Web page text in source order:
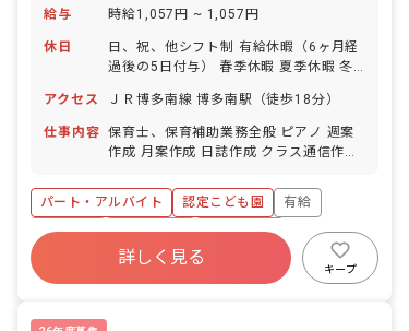
給与 時給1,057円 ~ 1,057円
休日
日、祝、他シフト制 有給休暇（6ヶ月経
過後の5日付与） 春季休暇 夏季休暇 冬
アクセス
ＪＲ博多南線 博多南駅（徒歩18分）
仕事内容 保育士、保育補助業務全般 ピアノ 週案
作成 月案作成 日誌作成 クラス通信作成
～5歳児 ■園庭有無：あり
パート・アルバイト 認定こども園
有給
車通勤可
未経験歓迎
新卒も歓迎
ブランクOK
詳しく見る
キープ